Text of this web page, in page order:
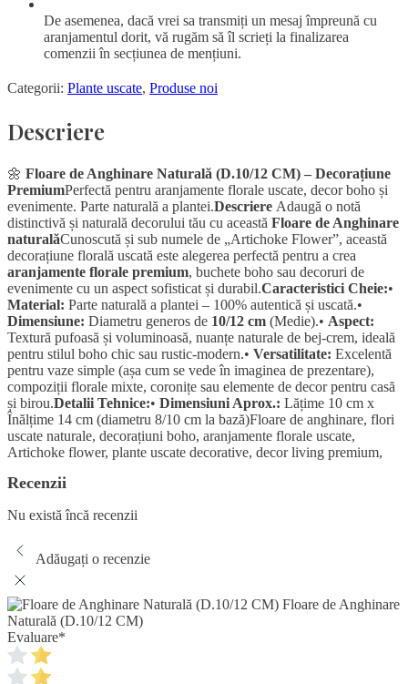
De asemenea, dacă vrei sa transmiți un mesaj împreună cu
aranjamentul dorit, vă rugăm să îl scrieți la finalizarea
comenzii în secțiunea de mențiuni.
Categorii: Plante uscate, Produse noi
Descriere
🌼 Floare de Anghinare Naturală (D.10/12 CM) – Decorațiune
PremiumPerfectă pentru aranjamente florale uscate, decor boho și
evenimente. Parte naturală a plantei.Descriere Adaugă o notă
distinctivă și naturală decorului tău cu această Floare de Anghinare
naturalăCunoscută și sub numele de „Artichoke Flower”, această
decorațiune florală uscată este alegerea perfectă pentru a crea
aranjamente florale premium, buchete boho sau decoruri de
evenimente cu un aspect sofisticat și durabil.Caracteristici Cheie:•
Material: Parte naturală a plantei – 100% autentică și uscată.•
Dimensiune: Diametru generos de 10/12 cm (Medie).• Aspect:
Textură pufoasă și voluminoasă, nuanțe naturale de bej-crem, ideală
pentru stilul boho chic sau rustic-modern.• Versatilitate: Excelentă
pentru vaze simple (așa cum se vede în imaginea de prezentare),
compoziții florale mixte, coronițe sau elemente de decor pentru casă
și birou.Detalii Tehnice:• Dimensiuni Aprox.: Lățime 10 cm x
Înălțime 14 cm (diametru 8/10 cm la bază)Floare de anghinare, flori
uscate naturale, decorațiuni boho, aranjamente florale uscate,
Artichoke flower, plante uscate decorative, decor living premium,
Recenzii
Nu există încă recenzii
Adăugați o recenzie
Floare de Anghinare
Naturală (D.10/12 CM)
Evaluare*